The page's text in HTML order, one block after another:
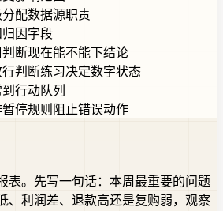
配数据源职责
因字段
断现在能不能下结论
判断练习决定数字状态
行动队列
停规则阻止错误动作
表。先写一句话：本周最重要的问题
、利润差、退款高还是复购弱，观察